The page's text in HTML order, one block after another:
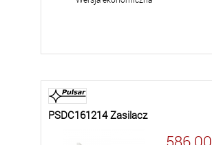
PSDC161214 Zasilacz